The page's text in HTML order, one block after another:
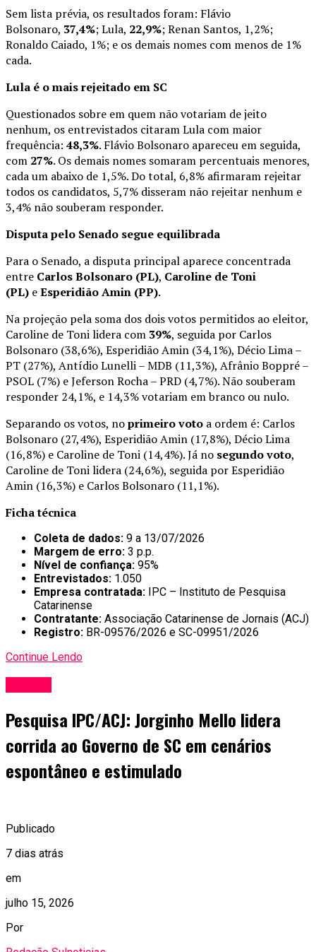
Sem lista prévia, os resultados foram: Flávio
Bolsonaro, 37,4%; Lula, 22,9%; Renan Santos, 1,2%;
Ronaldo Caiado, 1%; e os demais nomes com menos de 1%
cada.
Lula é o mais rejeitado em SC
Questionados sobre em quem não votariam de jeito
nenhum, os entrevistados citaram Lula com maior
frequência: 48,3%. Flávio Bolsonaro apareceu em seguida,
com 27%. Os demais nomes somaram percentuais menores,
cada um abaixo de 1,5%. Do total, 6,8% afirmaram rejeitar
todos os candidatos, 5,7% disseram não rejeitar nenhum e
3,4% não souberam responder.
Disputa pelo Senado segue equilibrada
Para o Senado, a disputa principal aparece concentrada
entre Carlos Bolsonaro (PL), Caroline de Toni
(PL) eEsperidião Amin (PP).
Na projeção pela soma dos dois votos permitidos ao eleitor,
Caroline de Toni lidera com 39%, seguida por Carlos
Bolsonaro (38,6%), Esperidião Amin (34,1%), Décio Lima –
PT (27%), Antídio Lunelli – MDB (11,3%), Afrânio Boppré –
PSOL (7%) e Jeferson Rocha – PRD (4,7%). Não souberam
responder 24,1%, e 14,3% votariam em branco ou nulo.
Separando os votos, noprimeiro voto a ordem é: Carlos
Bolsonaro (27,4%), Esperidião Amin (17,8%), Décio Lima
(16,8%) e Caroline de Toni (14,4%). Já no segundo voto,
Caroline de Toni lidera (24,6%), seguida por Esperidião
Amin (16,3%) e Carlos Bolsonaro (11,1%).
Ficha técnica
Coleta de dados: 9 a 13/07/2026
Margem de erro: 3 p.p.
Nível de confiança: 95%
Entrevistados: 1.050
Empresa contratada: IPC – Instituto de Pesquisa
Catarinense
Contratante: Associação Catarinense de Jornais (ACJ)
Registro: BR-09576/2026 e SC-09951/2026
Continue Lendo
Pesquisa IPC/ACJ: Jorginho Mello lidera
corrida ao Governo de SC em cenários
espontâneo e estimulado
Publicado
7 dias atrás
em
julho 15, 2026
Por